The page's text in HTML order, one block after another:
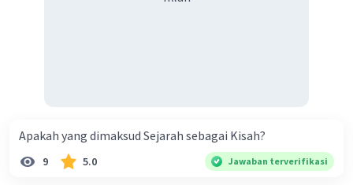
Apakah yang dimaksud Sejarah sebagai Kisah?
9 5.0 Jawaban terverifikasi